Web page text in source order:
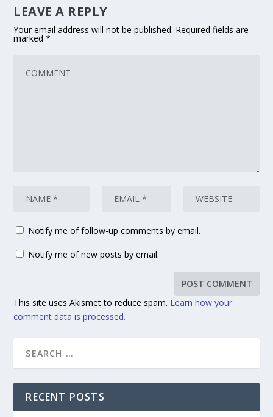
LEAVE A REPLY
Your email address will not be published. Required fields are
marked*
Notify me of follow-up comments by email.
Notify me of new posts by email.
This site uses Akismet to reduce spam. Learn how your
comment data is processed.
RECENT POSTS